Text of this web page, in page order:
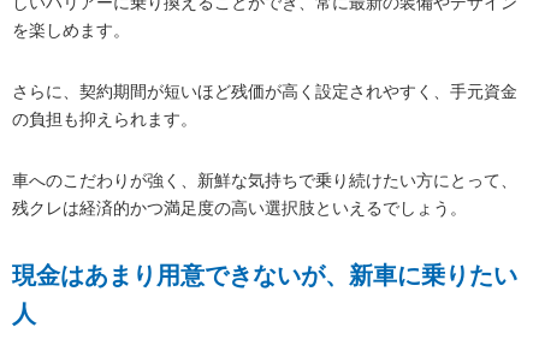
を楽しめます。
さらに、契約期間が短いほど残価が高く設定されやすく、手元資金
の負担も抑えられます。
車へのこだわりが強く、新鮮な気持ちで乗り続けたい方にとって、
残クレは経済的かつ満足度の高い選択肢といえるでしょう。
現金はあまり用意できないが、新車に乗りたい
人